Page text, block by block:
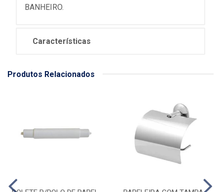
BANHEIRO.
Características
Produtos Relacionados